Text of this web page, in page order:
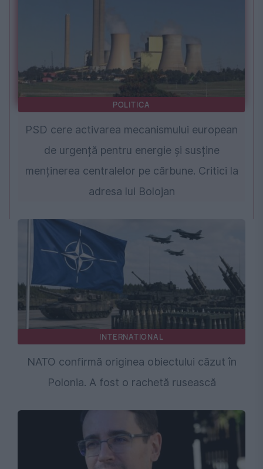
POLITICA
PSD cere activarea mecanismului european
de urgență pentru energie și susține
menținerea centralelor pe cărbune. Critici la
adresa lui Bolojan
INTERNATIONAL
NATO confirmă originea obiectului căzut în
Polonia. A fost o rachetă rusească